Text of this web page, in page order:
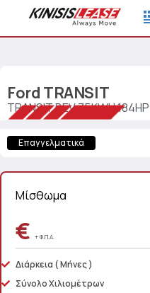
Ford TRANSIT
TRANSIT BEV 75KWH
Επαγγελματικά
Μίσθωμα
€ + Φ.Π.Α.
Διάρκεια ( Μήνες )
Σύνολο Χιλιομέτρων